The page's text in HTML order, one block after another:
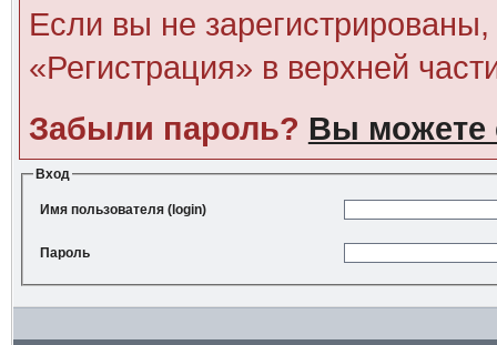
Если вы не
«Регистрация» в верхней
Забыли пароль? Вы можете
Вход
Имя пользователя (login)
Пароль